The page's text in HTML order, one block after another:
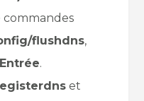
commandes
flushdns,
Entrée.
et